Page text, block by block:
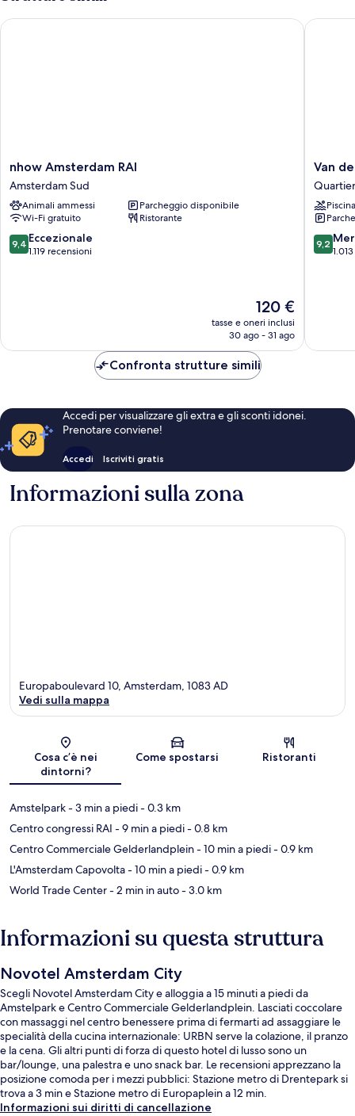
queen
nhow
Amsterdam
RAI
Amsterdam
Sud
nhow Amsterdam RAI
Amsterdam Sud
Animali ammessi
Parcheggio disponibile
Wi-Fi gratuito
Ristorante
9.4
su
9,4 Eccezionale
1.119 recensioni
Il
prezzo
attuale
120 €
120 €
tasse e oneri inclusi
30 ago - 31 ago
nhow Amsterdam RAI
Van
der
Valk
Amstel
Van
Piscina
9.2
su
9,2
Van der
Confronta strutture simili
Accedi per visualizzare gli extra e gli sconti idonei.
Prenotare conviene!
Accedi Iscriviti gratis
Informazioni sulla zona
Mappa
Europaboulevard 10, Amsterdam, 1083 AD
Vedi sulla mappa
Cosa c’è nei
dintorni?
Come spostarsi Ristoranti
Amstelpark- 3 min a piedi- 0.3 km
Centro congressi RAI - 9 min a piedi- 0.8 km
Centro Commerciale Gelderlandplein- 10 min a piedi- 0.9 km
L'Amsterdam Capovolta- 10 min a piedi- 0.9 km
World Trade Center- 2 min in auto- 3.0 km
Informazioni su questa struttura
Novotel Amsterdam City
Scegli Novotel Amsterdam City e alloggia a 15 minuti a piedi da
Amstelpark e Centro Commerciale Gelderlandplein. Lasciati coccolare
con massaggi nel centro benessere prima di fermarti ad assaggiare le
specialità della cucina internazionale: URBN serve la colazione, il pranzo
e la cena. Gli altri punti di forza di questo hotel di lusso sono un
bar/lounge, una palestra e uno snack bar. Le recensioni apprezzano la
posizione comoda per i mezzi pubblici: Stazione metro di Drentepark si
trova a 3 min e Stazione metro di Europaplein a 12 min.
Informazioni sui diritti di cancellazione